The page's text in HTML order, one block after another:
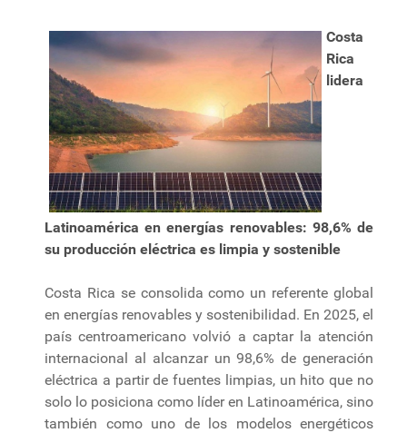
Costa
Rica
lidera
Latinoamérica en energías renovables: 98,6% de
su producción eléctrica es limpia y sostenible
Costa Rica se consolida como un referente global
en energías renovables y sostenibilidad. En 2025, el
país centroamericano volvió a captar la atención
internacional al alcanzar un 98,6% de generación
eléctrica a partir de fuentes limpias, un hito que no
solo lo posiciona como líder en Latinoamérica, sino
también como uno de los modelos energéticos